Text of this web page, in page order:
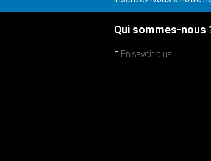
Qui sommes-nous
En savoir plus